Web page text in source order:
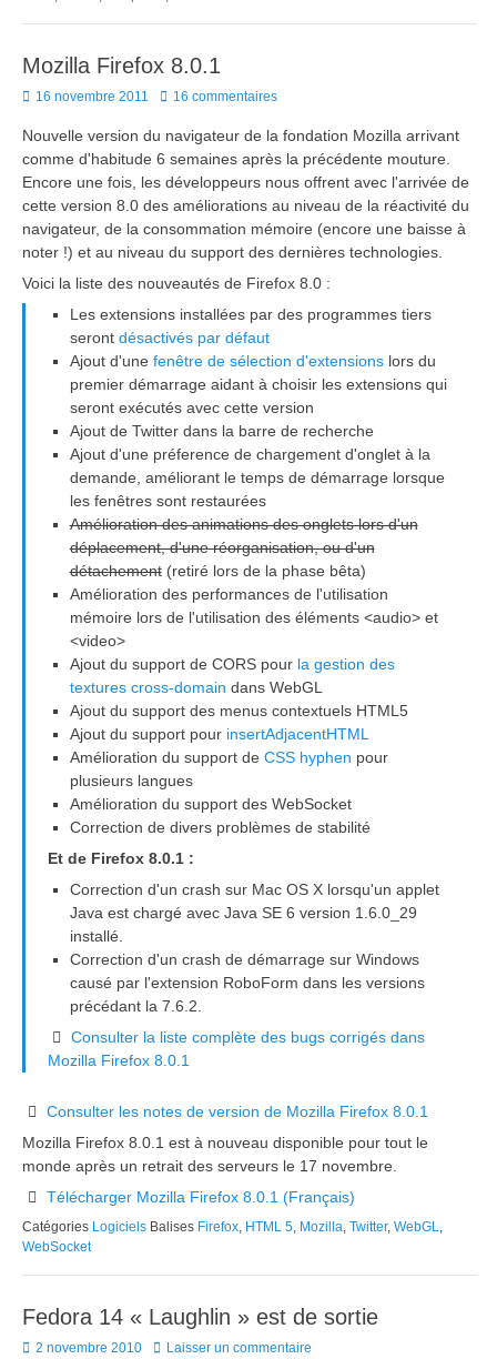
Mozilla Firefox 8.0.1
Posted
16 novembre 2011 16 commentaires
Nouvelle version du navigateur de la fondation Mozilla arrivant
comme d'habitude 6 semaines après la précédente mouture.
Encore une fois, les développeurs nous offrent avec l'arrivée de
cette version 8.0 des améliorations au niveau de la réactivité du
navigateur, de la consommation mémoire (encore une baisse à
noter !) et au niveau du support des dernières technologies.
Voici la liste des nouveautés de Firefox 8.0 :
Les extensions installées par des programmes tiers
seront désactivés par défaut
Ajout d'une fenêtre de sélection d'extensionslors du
premier démarrage aidant à choisir les extensions qui
seront exécutés avec cette version
Ajout de Twitter dans la barre de recherche
Ajout d'une préference de chargement d'onglet à la
demande, améliorant le temps de démarrage lorsque
les fenêtres sont restaurées
Amélioration des animations des onglets lors d'un
déplacement, d'une réorganisation, ou d'un
détachement(retiré lors de la phase bêta)
Amélioration des performances de l'utilisation
mémoire lors de l'utilisation des éléments <audio> et
<video>
Ajout du support de CORS pour la gestion des
textures cross-domain dans WebGL
Ajout du support des menus contextuels HTML5
Ajout du support pour insertAdjacentHTML
Amélioration du support de CSS hyphen pour
plusieurs langues
Amélioration du support des WebSocket
Correction de divers problèmes de stabilité
Et de Firefox 8.0.1 :
Correction d'un crash sur Mac OS X lorsqu'un applet
Java est chargé avec Java SE 6 version 1.6.0_29
installé.
Correction d'un crash de démarrage sur Windows
causé par l'extension RoboForm dans les versions
précédant la 7.6.2.
Consulter la liste complète des bugs corrigés dans
Mozilla Firefox 8.0.1
Consulter les notes de version de Mozilla Firefox 8.0.1
Mozilla Firefox 8.0.1 est à nouveau disponible pour tout le
monde après un retrait des serveurs le 17 novembre.
Télécharger Mozilla Firefox 8.0.1 (Français)
Catégories Logiciels Balises Firefox HTML 5 Mozilla Twitter, WebGL
WebSocket
Fedora 14 « Laughlin » est de sortie
Posted
2 novembre 2010 Laisser un commentaire